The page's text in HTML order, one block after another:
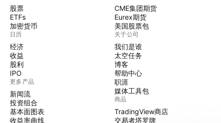
股票
ETFs
加密货币
日历
经济
收益
股利
IPO
更多产品
新闻流
投资组合
基本面图表
收益率曲线
CME集团期货
Eurex期货
美国股票包
关于公司
我们是谁
太空任务
博客
帮助中心
职涯
媒体工具包
商品
TradingView商店
交易者塔罗牌